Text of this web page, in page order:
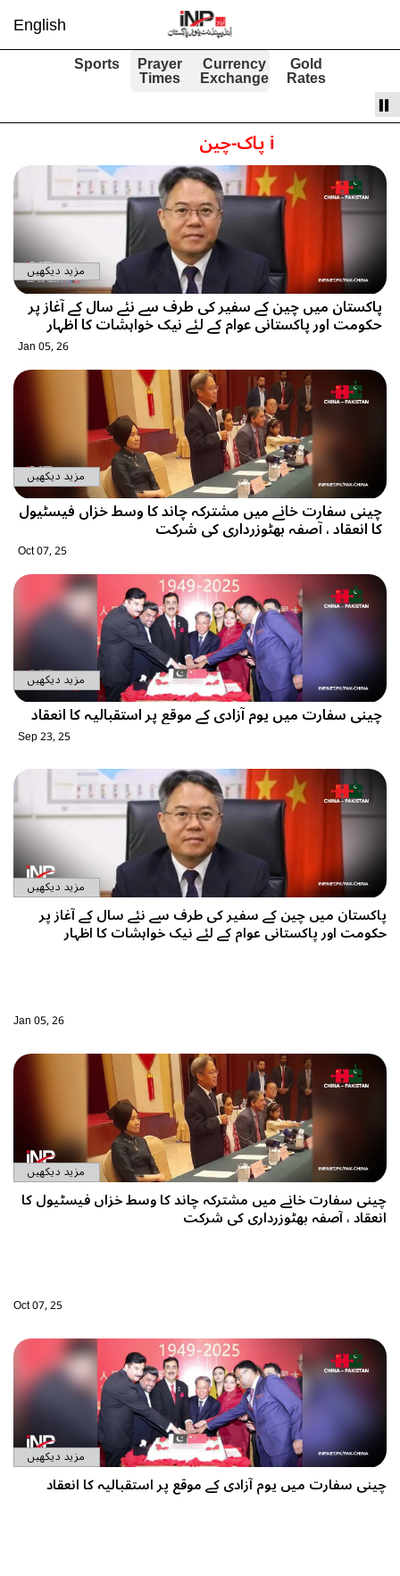
English
Gold
Rates
Currency
Exchange
Prayer
Times
Sports
iپاک-چین
مزید دیکھیں
پاکستان میں چین کے سفیر کی طرف سے نئے سال کے آغاز پر
حکومت اور پاکستانی عوام کے لئے نیک خواہشات کا اظہار
Jan 05, 26
مزید دیکھیں
چینی سفارت خانے میں مشترکہ چاند کا وسط خزاں فیسٹیول
کا انعقاد ، آصفہ بھٹوزرداری کی شرکت
Oct 07, 25
مزید دیکھیں
چینی سفارت میں یوم آزادی کے موقع پر استقبالیہ کا انعقاد
Sep 23, 25
مزید دیکھیں
پاکستان میں چین کے سفیر کی طرف سے نئے سال کے آغاز پر
حکومت اور پاکستانی عوام کے لئے نیک خواہشات کا اظہار
Jan 05, 26
مزید دیکھیں
چینی سفارت خانے میں مشترکہ چاند کا وسط خزاں فیسٹیول کا
انعقاد ، آصفہ بھٹوزرداری کی شرکت
Oct 07, 25
مزید دیکھیں
چینی سفارت میں یوم آزادی کے موقع پر استقبالیہ کا انعقاد